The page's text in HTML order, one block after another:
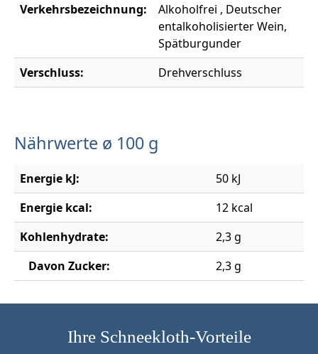
Verkehrsbezeichnung:
Alkoholfrei , Deutscher
entalkoholisierter Wein,
Spätburgunder
Verschluss:
Drehverschluss
Nährwerte ø 100 g
Energie kJ:
50 kJ
Energie kcal:
12 kcal
Kohlenhydrate:
2,3 g
Davon Zucker:
2,3 g
Ihre Schneekloth-Vorteile